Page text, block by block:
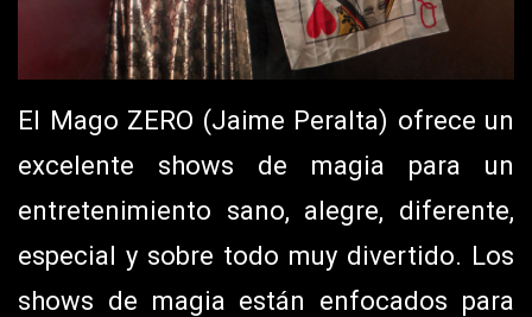
El Mago ZERO (Jaime Peralta) ofrece un
excelente shows de magia para un
entretenimiento sano, alegre, diferente,
especial y sobre todo muy divertido. Los
shows de magia están enfocados para